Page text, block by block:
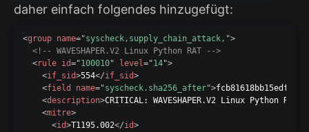
daher einfach folgendes hinzugefügt:
<group name="syscheck,supply_chain_attack, ">
<!-- WAVESHAPER.V2 Linux Python RAT -->
<rule id="100010" level="14">
<if_sid>554</if_sid>
<field name="syscheck.sha256_after">
<description>CRITICAL: WAVESHAPER.V2 Linux Python RAT
<mitre>
<id>T1195.002</id>